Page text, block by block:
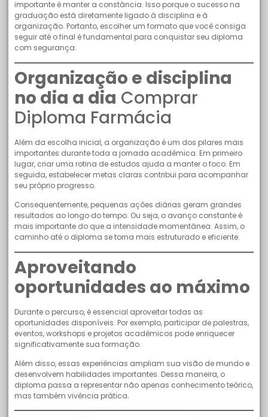
importante é manter a constância. Isso porque o sucesso na
graduação está diretamente ligado à disciplina e à
organização. Portanto, escolher um formato que você consiga
seguir até o final é fundamental para conquistar seu diploma
com segurança.
Organização e disciplina
no dia a dia Comprar
Diploma Farmácia
Além da escolha inicial, a organização é um dos pilares mais
importantes durante toda a jornada acadêmica. Em primeiro
lugar, criar uma rotina de estudos ajuda a manter o foco. Em
seguida, estabelecer metas claras contribui para acompanhar
seu próprio progresso.
Consequentemente, pequenas ações diárias geram grandes
resultados ao longo do tempo. Ou seja, o avanço constante é
mais importante do que a intensidade momentânea. Assim, o
caminho até o diploma se torna mais estruturado e eficiente.
Aproveitando
oportunidades ao máximo
Durante o percurso, é essencial aproveitar todas as
oportunidades disponíveis. Por exemplo, participar de palestras,
eventos, workshops e projetos acadêmicos pode enriquecer
significativamente sua formação.
Além disso, essas experiências ampliam sua visão de mundo e
desenvolvem habilidades importantes. Dessa maneira, o
diploma passa a representar não apenas conhecimento teórico,
mas também vivência prática.